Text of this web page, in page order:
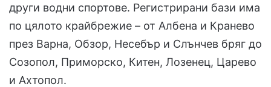
други водни спортове. Регистрирани бази има
по цялото крайбрежие – от Албена и Кранево
през Варна, Обзор, Несебър и Слънчев бряг до
Созопол, Приморско, Китен, Лозенец, Царево
и Ахтопол.